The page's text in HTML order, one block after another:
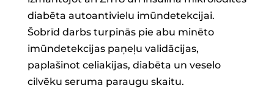
diabēta autoantivielu imūndetekcijai.
Šobrīd darbs turpinās pie abu minēto
imūndetekcijas paņeļu validācijas,
paplašinot celiakijas, diabēta un veselo
cilvēku seruma paraugu skaitu.